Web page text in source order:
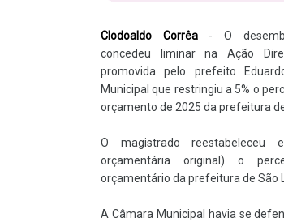
Clodoaldo Corrêa- O
concedeu liminar na Ação
promovida pelo prefeito
Municipal que restringiu a 5% o
orçamento de 2025 da prefeitura
O magistrado
orçamentária original) o
orçamentário da prefeitura de São
A Câmara Municipal havia se